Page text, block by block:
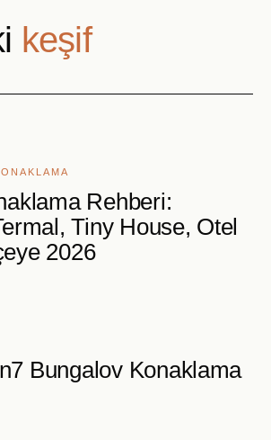
keşif
Rehberi:
Tiny House, Otel
2026
Bungalov Konaklama